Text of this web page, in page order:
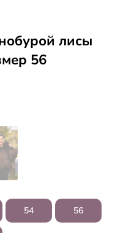
лисы
56
54 56